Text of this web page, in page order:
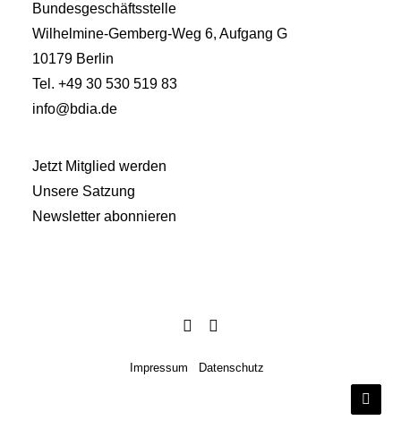
Bundesgeschäftsstelle
Wilhelmine-Gemberg-Weg 6, Aufgang G
10179 Berlin
Tel. +49 30 530 519 83
info@bdia.de
Jetzt Mitglied werden
Unsere Satzung
Newsletter abonnieren
Impressum Datenschutz